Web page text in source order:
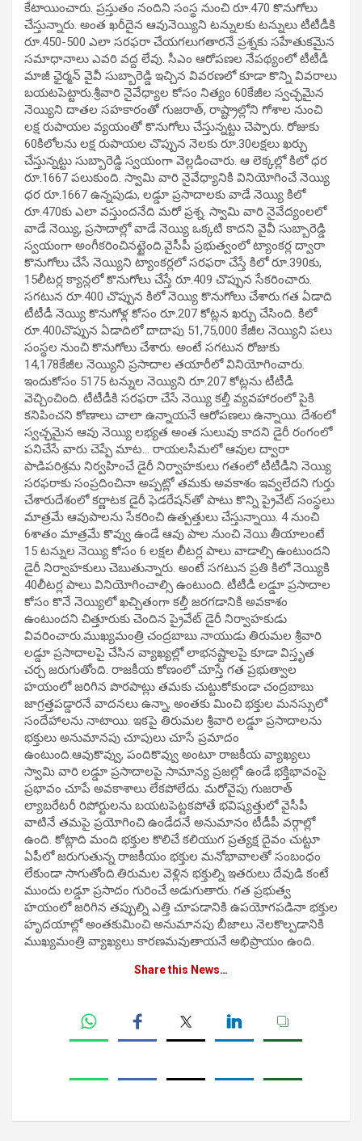
కేటాయించారు. ప్రస్తుతం నందిని సంస్థ నుంచి రూ.470 కొనుగోలు
చేస్తున్నారు. అంత ఖరీదైన ఆవునెయ్యిని టన్నులకు టన్నులు టీటీడీకి
రూ.450-500 ఎలా సరఫరా చేయగలుగతారనే ప్రశ్నకు సహేతుకమైన
సమాధానాలు ఎవరి వద్ద లేవు. సీఎం ఆరోపణల నేపథ్యంలో టీటీడీ
మాజీ ఛైర్మన్‌ వైవీ సుబ్బారెడ్డి ఇచ్చిన వివరణలో కూడా కొన్ని వివరాలు
బయటపెట్టారు.శ్రీవారి నైవేధ్యాల కోసం నిత్యం 60కేజీల స్వచ్ఛమైన
నెయ్యిని దాతల సహకారంతో గుజరాత్, రాష్ట్రాల్లోని గోశాల నుంచి
లక్ష రుపాయల వ్యయంతో కొనుగోలు చేస్తున్నట్టు చెప్పారు. రోజుకు
60కిలోలను లక్ష రుపాయల చొప్పున నెలకు రూ.30లక్షలు ఖర్చు
చేస్తున్నట్టు సుబ్బారెడ్డి స్వయంగా వెల్లడించారు. ఆ లెక్కల్లో కిలో ధర
రూ.1667 పలుకుంది. స్వామి వారి నైవేధ్యానికి వినియోగించే నెయ్యి
ధర రూ.1667 ఉన్నపుడు, లడ్డూ ప్రసాదాలకు వాడే నెయ్యి కిలో
రూ.470కు ఎలా వస్తుందనేది మరో ప్రశ్న. స్వామి వారి నైవేద్యంలలో
వాడే నెయ్యి, ప్రసాదాల్లో వాడే నెయ్యి ఒక్కటి కాదని వైవీ సుబ్బారెడ్డి
స్వయంగా అంగీకరించినట్టైంది.వైసీపీ ప్రభుత్వంలో ట్యాంకర్ల ద్వారా
కొనుగోలు చేసే నెయ్యిని ట్యాంకర్లలో సరఫరా చేస్తే కిలో రూ.390కు,
15లీటర్ల క్యాన్లలో కొనుగోలు చేస్తే రూ.409 చొప్పున సేకరించారు.
సగటున రూ.400 చొప్పున కిలో నెయ్యి కొనుగోలు చేశారు.గత ఏడాది
టీటీడీ నెయ్యి కొనుగోళ్ల కోసం రూ.207 కోట్లన ఖర్చు చేసింది. కిలో
రూ.400చొప్పున ఏడాదిలో దాదాపు 51,75,000 కేజీల నెయ్యిని పలు
సంస్థల నుంచి కొనుగోలు చేశారు. అంటే సగటున రోజుకు
14,178కేజీల నెయ్యిని ప్రసాదాల తయారీలో వినియోగించారు.
ఇందుకోసం 5175 టన్నుల నెయ్యిని రూ.207 కోట్లను టీటీడీ
వెచ్చించింది. టీటీడీకి సరఫరా చేసే నెయ్యి కల్తీ వ్యవహారంలో పైకి
కనిపించని కోణాలు చాలా ఉన్నాయనే ఆరోపణలు ఉన్నాయి. దేశంలో
స్వచ్ఛమైన ఆవు నెయ్యి లభ్యత అంత సులువు కాదని డైరీ రంగంలో
పనిచేసే వారు చెప్పే మాట… రాయలసీమలో ఆవుల ద్వారా
పాడిపరిశ్రమ నిర్వహించే డైరీ నిర్వాహకులు గతంలో టీటీడీని నెయ్యి
సరఫరాకు సంప్రదించినా అప్పట్లో తమకు అవకాశం ఇవ్వలేదని గుర్తు
చేశారుదేశంలో కర్ణాటక డైరీ ఫెడరేషన్‌తో పాటు కొన్ని ప్రైవేట్ సంస్థలు
మాత్రమే ఆవుపాలను సేకరించి ఉత్పత్తులు చేస్తున్నాయి. 4 నుంచి
6శాతం మాత్రమే కొవ్వు ఉండే ఆవు పాల నుంచి నెయి తీయాలంటే
15 టన్నుల నెయ్యి కోసం 6 లక్షల లీటర్ల పాలు వాడాల్సి ఉంటుందని
డైరీ నిర్వాహకులు చెబుతున్నారు. అంటే సగటున ప్రతి కిలో నెయ్యికి
40లీటర్ల పాలు వినియోగించాల్సి ఉంటుంది. టీటీడీ లడ్డూ ప్రసాదాల
కోసం కొనే నెయ్యిలో ఖచ్చితంగా కల్తీ జరగడానికి అవకాశం
ఉంటుందని చిత్తూరుకు చెందిన ప్రైవేట్ డైరీ నిర్వాహకుడు
వివరించారు.ముఖ్యమంత్రి చంద్రబాబు నాయుడు తిరుమల శ్రీవారి
లడ్డూ ప్రసాదాలపై చేసిన వ్యాఖ్యల్లో లాభనష్టాలపై కూడా విస్తృత
చర్చ జరుగుతోంది. రాజకీయ కోణంలో చూస్తే గత ప్రభుత్వాల
హయంలో జరిగిన పొరపాట్లు తమకు చుట్టుకోకుండా చంద్రబాబు
జాగ్రత్తపడ్డారనే వాదనలు ఉన్నా, అంతకు మించి భక్తుల మనస్సులో
సందేహాలను నాటాయి. ఇకపై తిరుమల శ్రీవారి లడ్డూ ప్రసాదాలను
భక్తులు అనుమానపు చూపులు చూసే ప్రమాదం
ఉంటుంది.ఆవుకొవ్వు, పందికొవ్వు అంటూ రాజకీయ వ్యాఖ్యలు
స్వామి వారి లడ్డూ ప్రసాదాలపై సామాన్య ప్రజల్లో ఉండే భక్తిభావంపై
ప్రభావం చూపే అవకాశాలు లేకపోలేదు. మరోవైపు గుజరాత్‌
ల్యాబరేటరీ రిపోర్టులను బయటపెట్టకపోతే భవిష్యత్తులో వైసీపీ
వాటినే తమపై ప్రయోగించి ఉండేదనే అనుమానం టీడీపీ వర్గాల్లో
ఉంది. కోట్లాది మంది భక్తుల కొలిచే కలియుగ ప్రత్యక్ష దైవం చుట్టూ
ఏపీలో జరుగుతున్న రాజకీయం భక్తుల మనోభావాలతో సంబంధం
లేకుండా సాగుతోంది.తిరుమల వెళ్లిన భక్తుల్ని ఇతరులు దేవుడి కంటే
ముందు లడ్డూ ప్రసాదం గురించే అడుగుతారు. గత ప్రభుత్వ
హయంలో జరిగిన తప్పుల్ని ఎత్తి చూపడానికి ఉపయోగపడినా భక్తుల
హృదయాల్లో అంతకుమించి అనుమానపు బీజాలు నెలకొల్పడానికి
ముఖ్యమంత్రి వ్యాఖ్యలు కారణమవుతాయనే అభిప్రాయం ఉంది.
Share this News…